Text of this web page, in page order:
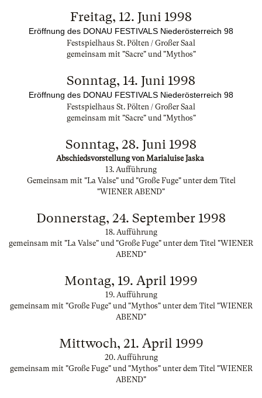
Freitag, 12. Juni 1998
Eröffnung des DONAU FESTIVALS Niederösterreich 98
Festspielhaus St. Pölten / Großer Saal
gemeinsam mit "Sacre" und "Mythos"
Sonntag, 14. Juni 1998
Eröffnung des DONAU FESTIVALS Niederösterreich 98
Festspielhaus St. Pölten / Großer Saal
gemeinsam mit "Sacre" und "Mythos"
Sonntag, 28. Juni 1998
Abschiedsvorstellung von Marialuise Jaska
13. Aufführung
Gemeinsam mit "La Valse" und "Große Fuge" unter dem Titel
"WIENER ABEND"
Donnerstag, 24. September 1998
18. Aufführung
gemeinsam mit "La Valse" und "Große Fuge" unter dem Titel "WIENER
ABEND"
Montag, 19. April 1999
19. Aufführung
gemeinsam mit "Große Fuge" und "Mythos" unter dem Titel "WIENER
ABEND"
Mittwoch, 21. April 1999
20. Aufführung
gemeinsam mit "Große Fuge" und "Mythos" unter dem Titel "WIENER
ABEND"